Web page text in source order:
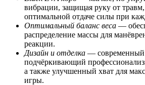
вибрации, защищая руку от травм,
оптимальной отдаче силы при
Оптимальный баланс веса —
распределение массы для
реакции.
Дизайн и отделка — современный
подчёркивающий
а также улучшенный хват для
игры.